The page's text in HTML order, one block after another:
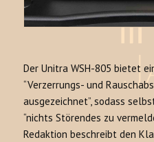
Der Unitra WSH-805 bietet
“Verzerrungs- und
ausgezeichnet”, sodass
“nichts Störendes zu
Redaktion beschreibt den